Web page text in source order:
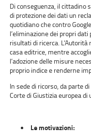
Di conseguenza, il cittadino
di protezione dei dati un
quotidiano che contro
l’eliminazione dei propri
risultati di ricerca.
casa editrice, mentre
l’adozione delle misure
proprio indice e renderne
In sede di ricorso, da parte
Corte di Giustizia europea di
Le motivazioni: